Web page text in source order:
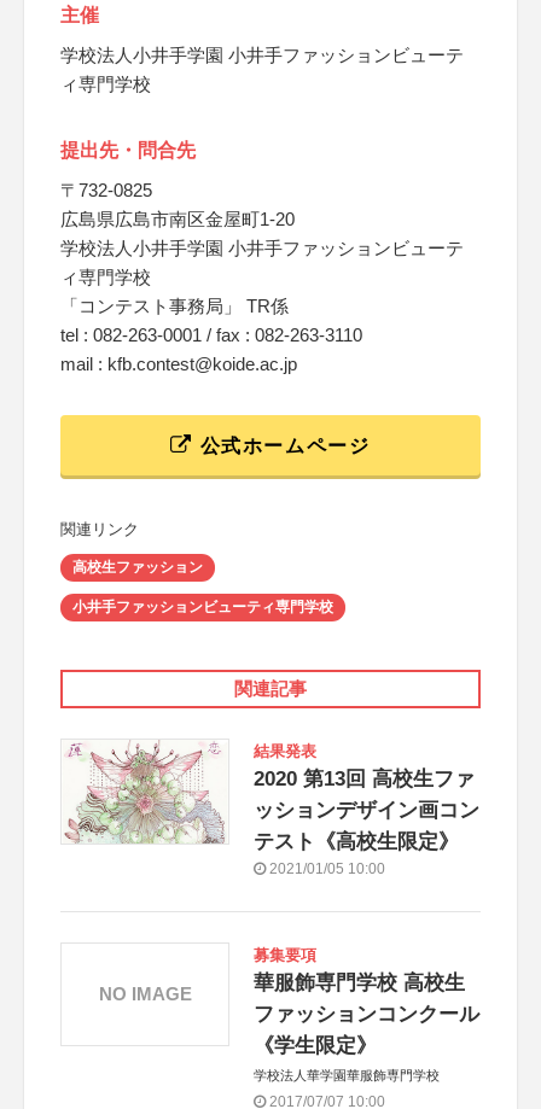
主催
学校法人小井手学園 小井手ファッションビューテ
ィ専門学校
提出先・問合先
〒732-0825
広島県広島市南区金屋町1-20
学校法人小井手学園 小井手ファッションビューテ
ィ専門学校
「コンテスト事務局」 TR係
tel : 082-263-0001 / fax : 082-263-3110
mail : kfb.contest@koide.ac.jp
公式ホームページ
関連リンク
高校生ファッション
小井手ファッションビューティ専門学校
関連記事
結果発表
2020 第13回 高校生ファ
ッションデザイン画コン
テスト《高校生限定》
2021/01/05 10:00
募集要項
華服飾専門学校 高校生
ファッションコンクール
《学生限定》
学校法人華学園華服飾専門学校
2017/07/07 10:00
NO IMAGE